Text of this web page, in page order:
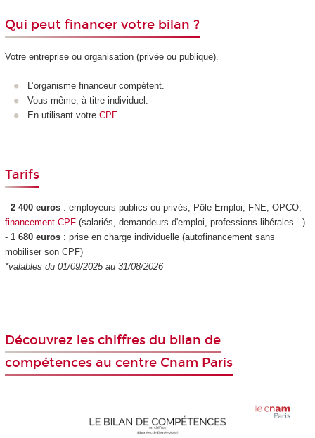
Qui peut financer votre bilan ?
Votre entreprise ou organisation (privée ou publique).
L’organisme financeur compétent.
Vous-même, à titre individuel.
En utilisant votre CPF.
Tarifs
- 2 400 euros : employeurs publics ou privés, Pôle Emploi, FNE, OPCO,
financement CPF(salariés, demandeurs d'emploi, professions libérales...)
- 1 680 euros : prise en charge individuelle (autofinancement sans
mobiliser son CPF)
*valables du 01/09/2025 au 31/08/2026
Découvrez les chiffres du bilan de
compétences au centre Cnam Paris